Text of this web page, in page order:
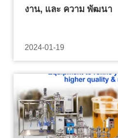
งาน, และ ความ พัฒนา
2024-01-19